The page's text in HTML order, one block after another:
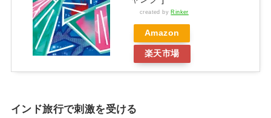
created by Rinker
Amazon
楽天市場
インド旅行で刺激を受ける